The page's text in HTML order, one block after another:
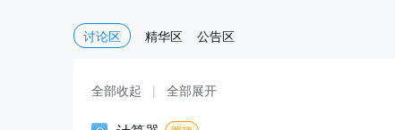
讨论区 精华区 公告区
全部收起 | 全部展开